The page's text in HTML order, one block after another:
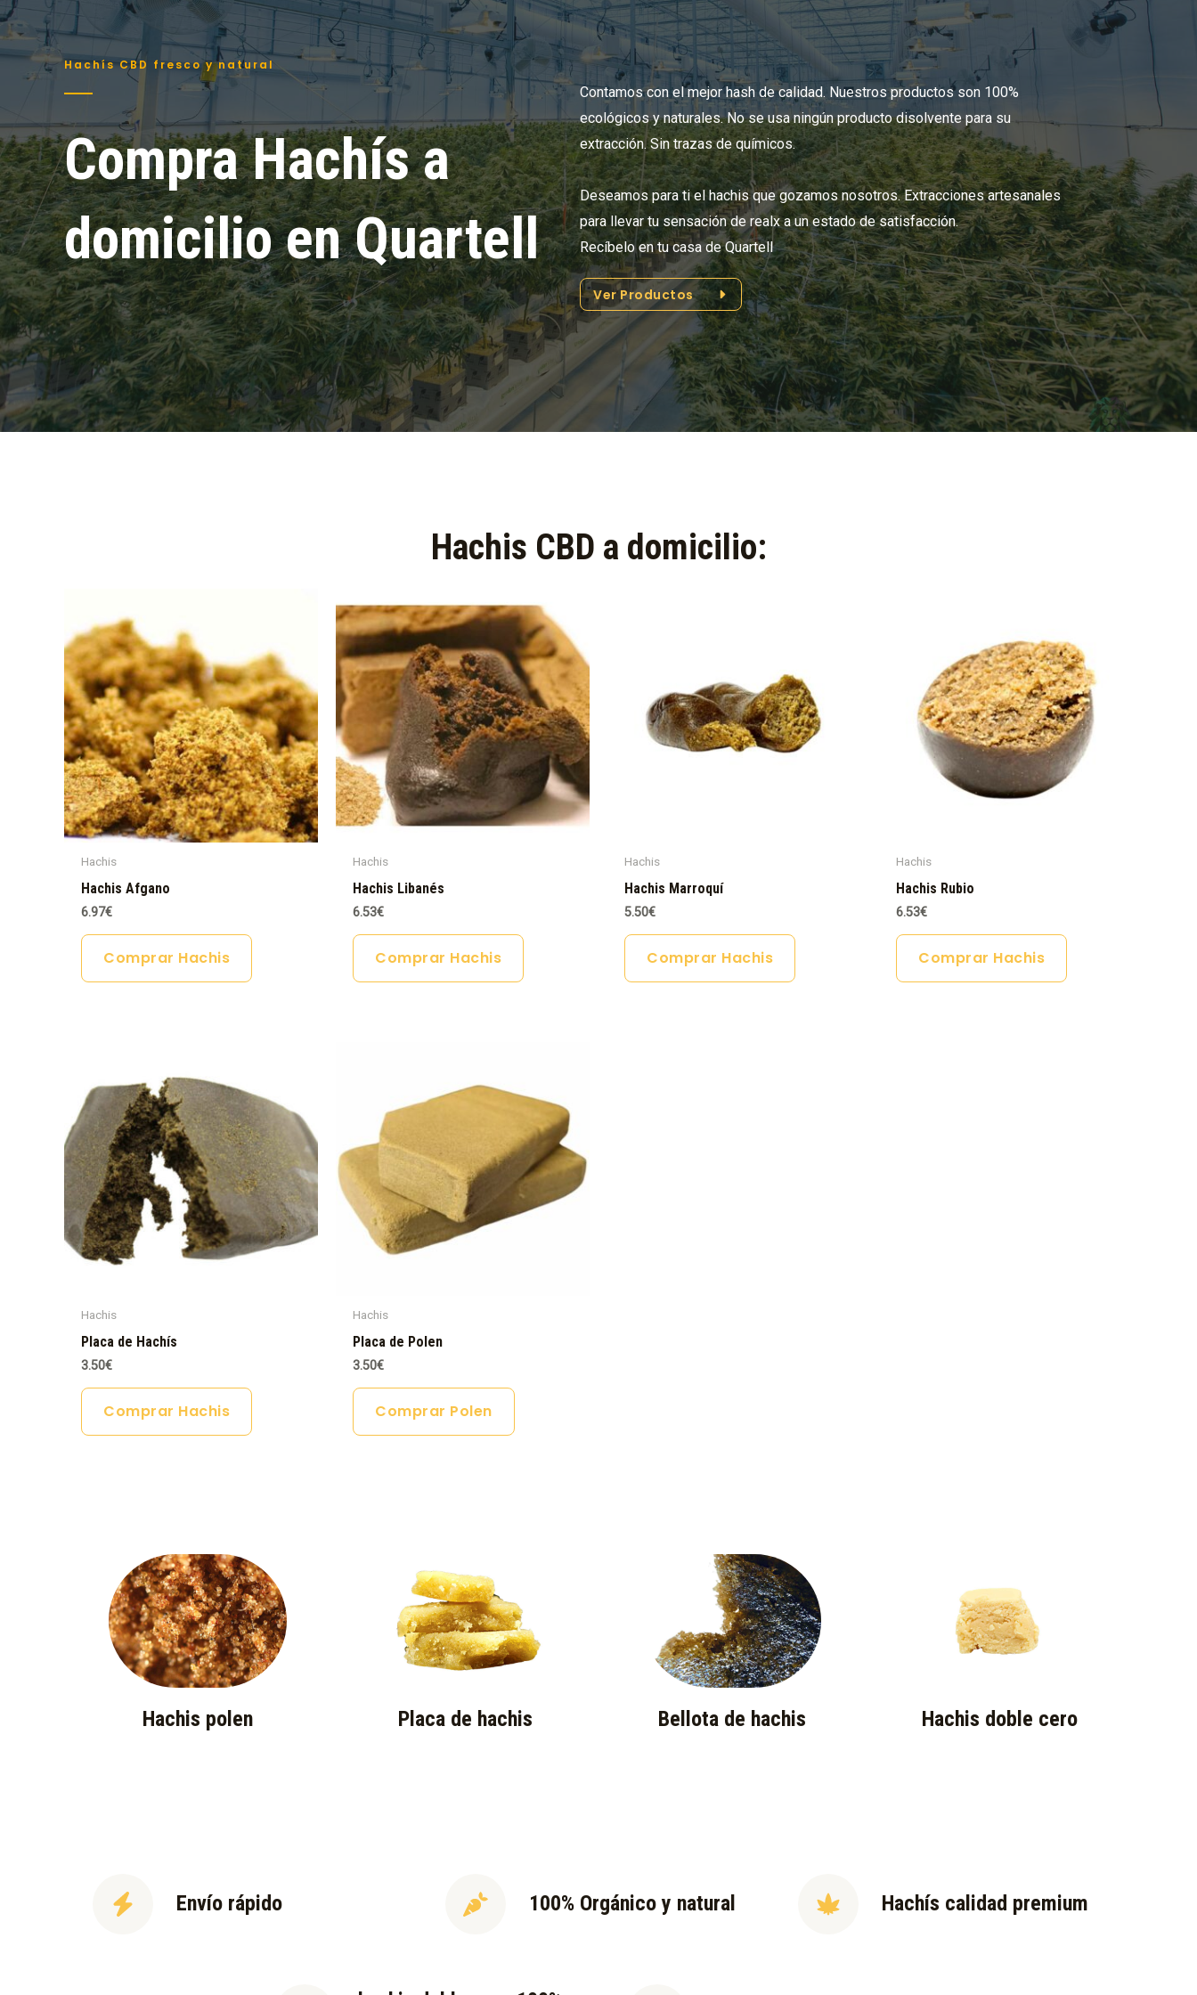
Hachís CBD fresco y natural
Compra Hachís a
domicilio en Quartell
Contamos con el mejor hash de calidad. Nuestros productos son 100%
ecológicos y naturales. No se usa ningún producto disolvente para su
extracción. Sin trazas de químicos.
Deseamos para ti el hachis que gozamos nosotros. Extracciones artesanales
para llevar tu sensación de realx a un estado de satisfacción.
Recíbelo en tu casa de Quartell
Ver Productos
Hachis CBD a domicilio:​
Hachis
Hachis Afgano
6.97€
Comprar Hachis
Hachis
Hachis Libanés
6.53€
Comprar Hachis
Hachis
Hachis Marroquí
5.50€
Comprar Hachis
Hachis
Hachis Rubio
6.53€
Comprar Hachis
Hachis
Placa de Hachís
3.50€
Comprar Hachis
Hachis
Placa de Polen
3.50€
Comprar Polen
Hachis polen Placa de hachis Bellota de hachis Hachis doble cero
Envío rápido 100% Orgánico y natural Hachís calidad premium